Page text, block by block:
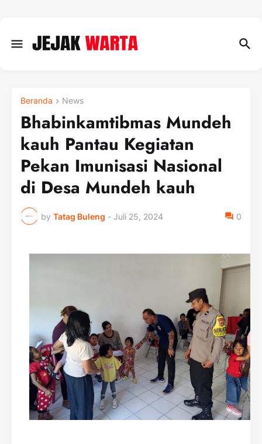
Beranda News
Bhabinkamtibmas Mundeh
kauh Pantau Kegiatan
Pekan Imunisasi Nasional
di Desa Mundeh kauh
by Tatag Buleng - Juli 25, 2024 0